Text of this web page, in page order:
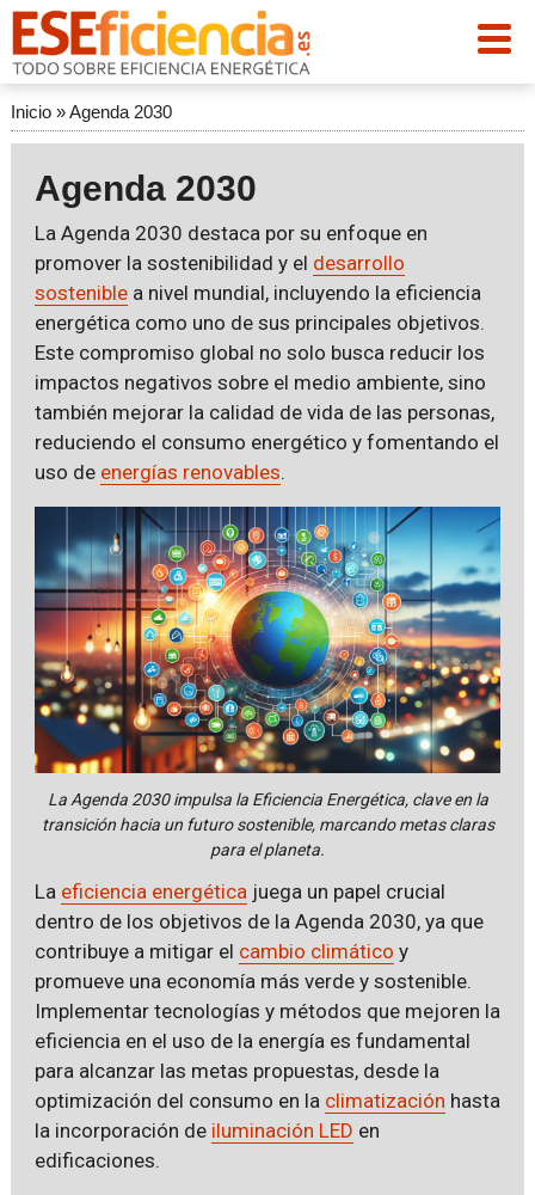
Inicio»Agenda 2030
Agenda 2030
La Agenda 2030 destaca por su enfoque en
promover la sostenibilidad y el desarrollo
sosteniblea nivel mundial, incluyendo la eficiencia
energética como uno de sus principales objetivos.
Este compromiso global no solo busca reducir los
impactos negativos sobre el medio ambiente, sino
también mejorar la calidad de vida de las personas,
reduciendo el consumo energético y fomentando el
uso de energías renovables.
La Agenda 2030 impulsa la Eficiencia Energética, clave en la
transición hacia un futuro sostenible, marcando metas claras
para el planeta.
La eficiencia energética juega un papel crucial
dentro de los objetivos de la Agenda 2030, ya que
contribuye a mitigar el cambio climático y
promueve una economía más verde y sostenible.
Implementar tecnologías y métodos que mejoren la
eficiencia en el uso de la energía es fundamental
para alcanzar las metas propuestas, desde la
optimización del consumo en la climatización hasta
la incorporación de iluminación LED en
edificaciones.